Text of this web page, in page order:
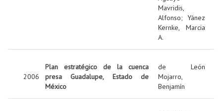
Mavridis,
Alfonso; Yánez
Kernke, Marcia
A.
2006
Plan estratégico de la cuenca
presa Guadalupe, Estado de
México
de León
Mojarro,
Benjamín